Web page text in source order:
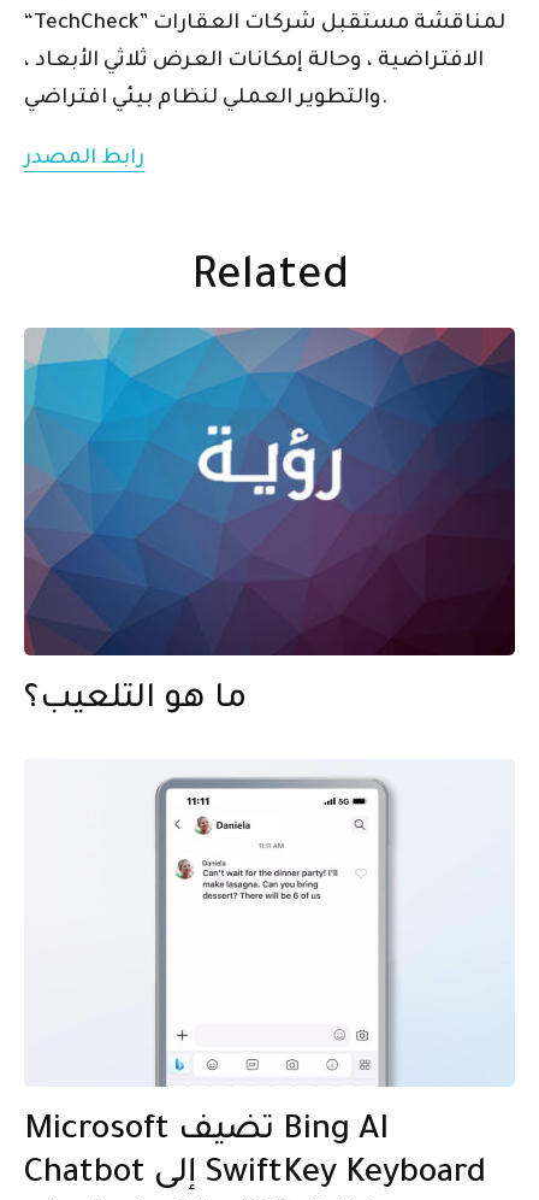
“TechCheck” لمناقشة مستقبل شركات العقارات
الافتراضية ، وحالة إمكانات العرض ثلاثي الأبعاد ،
والتطوير العملي لنظام بيئي افتراضي.
رابط المصدر
Related
ما هو التلعيب؟
Microsoft تضيف Bing AI
Chatbot إلى SwiftKey Keyboard